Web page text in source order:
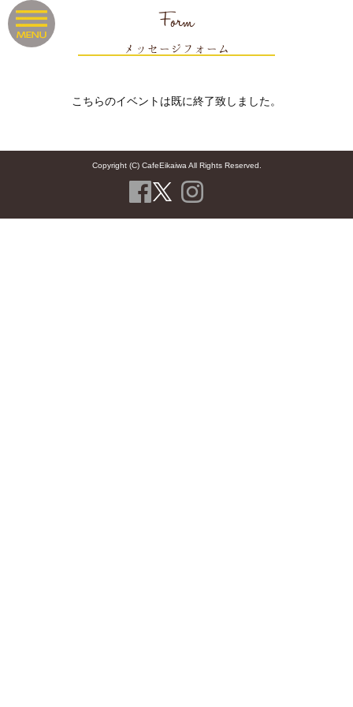
Form
メッセージフォーム
こちらのイベントは既に終了致しました。
Copyright (C) CafeEikaiwa All Rights Reserved.